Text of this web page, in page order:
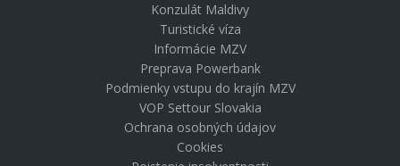
Konzulát Maldivy
Turistické víza
Informácie MZV
Preprava Powerbank
Podmienky vstupu do krajín MZV
VOP Settour Slovakia
Ochrana osobných údajov
Cookies